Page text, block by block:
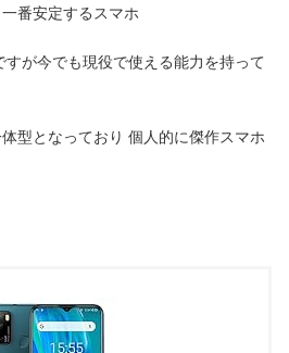
番安定するスマホ
が今でも現役で使える能力を持って
型となっており 個人的に傑作スマホ